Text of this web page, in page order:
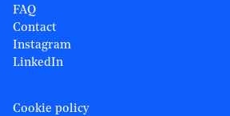
FAQ
Contact
Instagram
LinkedIn
Cookie policy